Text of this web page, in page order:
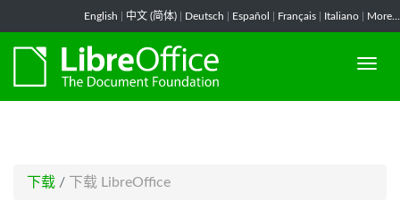
English 中文 (简体) Deutsch Español Français Italiano More...
下载 / 下载 LibreOffice